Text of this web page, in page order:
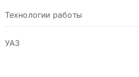
Технологии работы
УАЗ